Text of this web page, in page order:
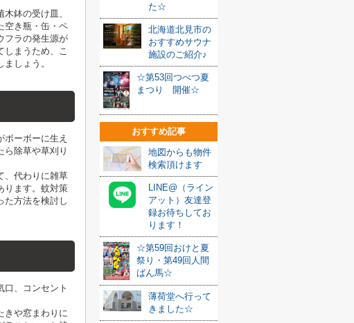
鉢の受け皿、
空き瓶・缶・ペ
フラの発生源が
しまうため、こ
しょう。
ーボーに生え
ら除草や草刈り
、代わりに雑草
ります。蚊対策
た方法を検討し
口、コンセント
きや窓まわりに
た☆
北海道北見市の
おすすめサウナ
施設のご紹介♪
☆第53回つべつ夏
まつり 開催☆
おすすめ記事
地図からも物件
検索頂けます
LINE@（ライン
アット）友達登
録お待ちしてお
ります！
☆第59回おけと夏
祭り・第49回人間
ばん馬☆
薄荷堂へ行って
きました☆